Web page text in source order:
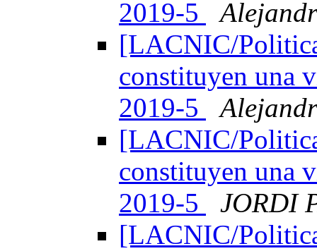
2019-5
[LACNIC/
constituyen una
2019-5
[LACNIC/
constituyen una
2019-5
JORDI
[LACNIC/